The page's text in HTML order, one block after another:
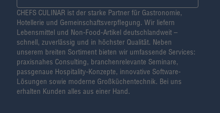
CHEFS CULINAR ist der starke Partner für Gastronomie,
Hotellerie und Gemeinschaftsverpflegung. Wir liefern
Lebensmittel und Non-Food-Artikel deutschlandweit –
schnell, zuverlässig und in höchster Qualität. Neben
unserem breiten Sortiment bieten wir umfassende Services:
praxisnahes Consulting, branchenrelevante Seminare,
passgenaue Hospitality-Konzepte, innovative Software-
Lösungen sowie moderne Großküchentechnik. Bei uns
erhalten Kunden alles aus einer Hand.